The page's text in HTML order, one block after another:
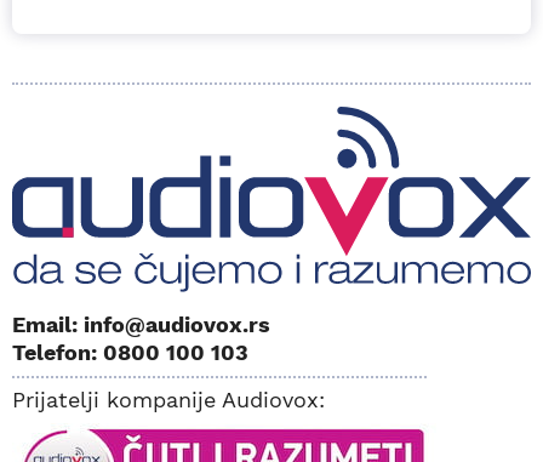
Email: info@audiovox.rs
Telefon: 0800 100 103
Prijatelji kompanije Audiovox: